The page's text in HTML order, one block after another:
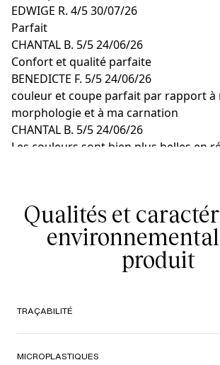
EDWIGE R. 4/530/07/26
Parfait
CHANTAL B. 5/524/06/26
Confort et qualité parfaite
BENEDICTE F. 5/524/06/26
couleur et coupe parfait par rapport à
morphologie et à ma carnation
CHANTAL B. 5/524/06/26
Les couleurs sont bien plus belles en
Qualités et
produit
TRAÇABILITÉ
MICROPLASTIQUES